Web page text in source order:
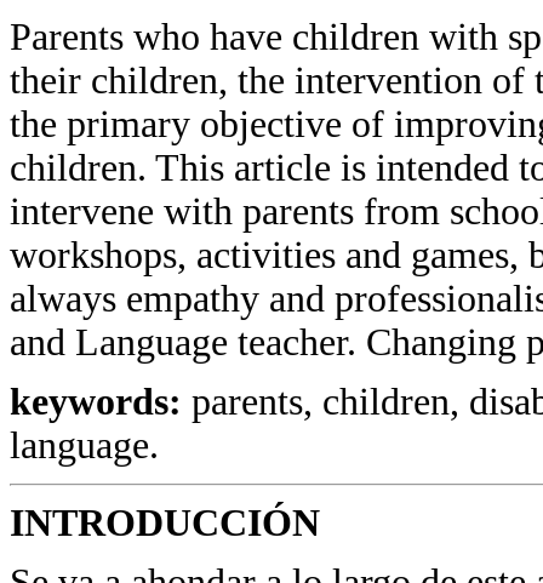
Parents who have children with
their children, the intervention of
the primary objective of
children. This article is intended
intervene with parents from
workshops, activities and
always empathy and
and Language teacher.
keywords: parents, children,
language.
INTRODUCCIÓN